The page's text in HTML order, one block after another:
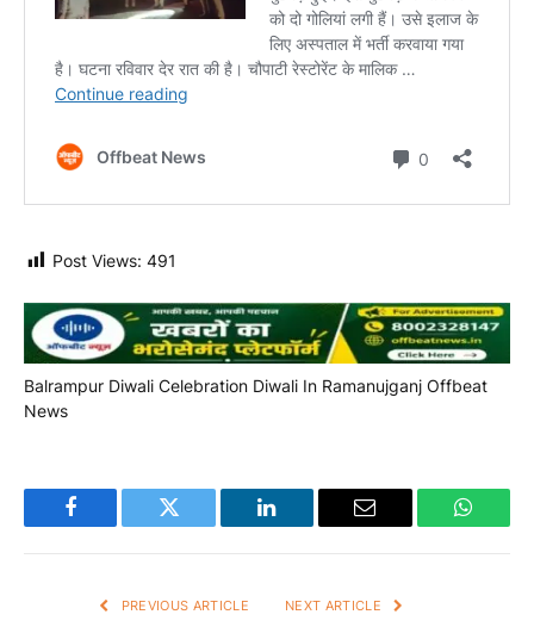
Post Views: 491
Balrampur Diwali Celebration Diwali In Ramanujganj Offbeat
News
Facebook Twitter LinkedIn Email
PREVIOUS ARTICLE NEXT ARTICLE